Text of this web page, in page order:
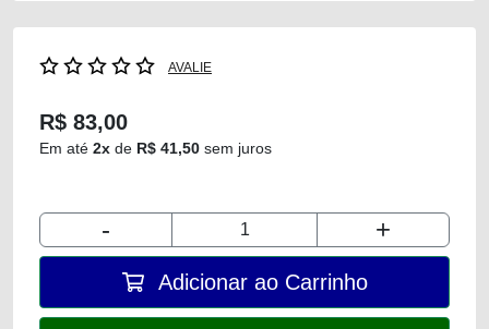
AVALIE
R$ 83,00
Em até 2x de R$ 41,50 sem juros
- +
Adicionar ao Carrinho